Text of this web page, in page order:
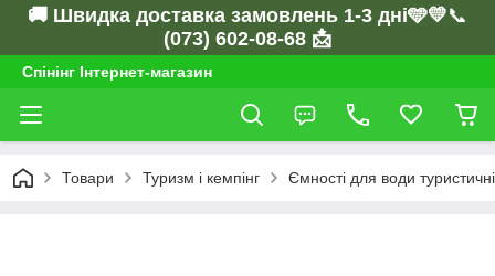
🚚 Швидка доставка замовлень 1-3 дні🩵💛📞
(073) 602-08-68 📩
Спінінг Інтернет-магазин
Товари Туризм і кемпінг Ємності для води туристичні